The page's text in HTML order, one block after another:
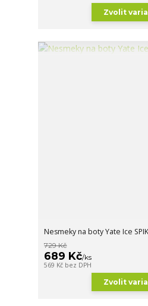
Zvolit
Nesmeky na boty Yate Ice
729 Kč
689 Kč/ks
569 Kč bez DPH
Zvolit